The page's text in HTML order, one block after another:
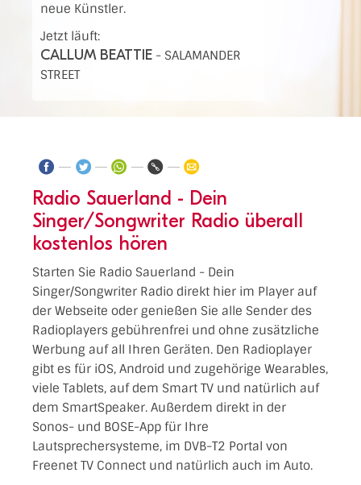
neue Künstler.
Jetzt läuft:
CALLUM BEATTIE - SALAMANDER
STREET
Radio Sauerland - Dein
Singer/Songwriter Radio überall
kostenlos hören
Starten Sie Radio Sauerland - Dein
Singer/Songwriter Radio direkt hier im Player auf
der Webseite oder genießen Sie alle Sender des
Radioplayers gebührenfrei und ohne zusätzliche
Werbung auf all Ihren Geräten. Den Radioplayer
gibt es für iOS, Android und zugehörige Wearables,
viele Tablets, auf dem Smart TV und natürlich auf
dem SmartSpeaker. Außerdem direkt in der
Sonos- und BOSE-App für Ihre
Lautsprechersysteme, im DVB-T2 Portal von
Freenet TV Connect und natürlich auch im Auto.